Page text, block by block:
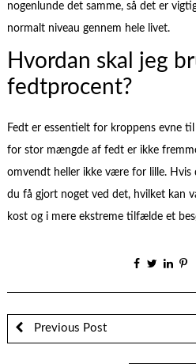
nogenlunde det samme, så det er
normalt niveau gennem hele livet.
Hvordan skal jeg
fedtprocent?
Fedt er essentielt for kroppens evne
for stor mængde af fedt er ikke
omvendt heller ikke være for lille. Hvis
du få gjort noget ved det, hvilket kan
kost og i mere ekstreme tilfælde et
Previous Post